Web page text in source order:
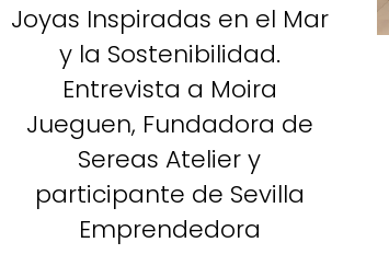
Joyas Inspiradas en el Mar
y la Sostenibilidad.
Entrevista a Moira
Jueguen, Fundadora de
Sereas Atelier y
participante de Sevilla
Emprendedora